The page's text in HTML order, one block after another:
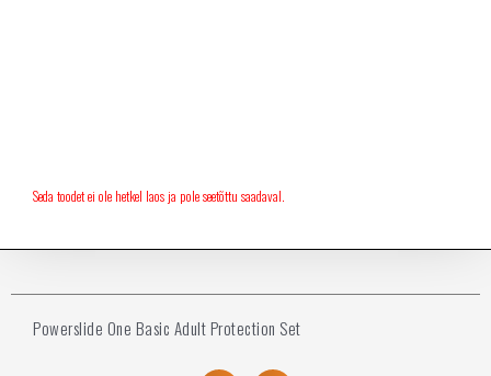
Seda toodet ei ole hetkel laos ja pole seetõttu saadaval.
Powerslide One Basic Adult Protection Set